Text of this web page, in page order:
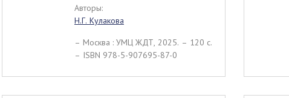
Авторы:
Н.Г. Кулакова
– Москва : УМЦ ЖДТ, 2025. – 120 c.
– ISBN 978-5-907695-87-0